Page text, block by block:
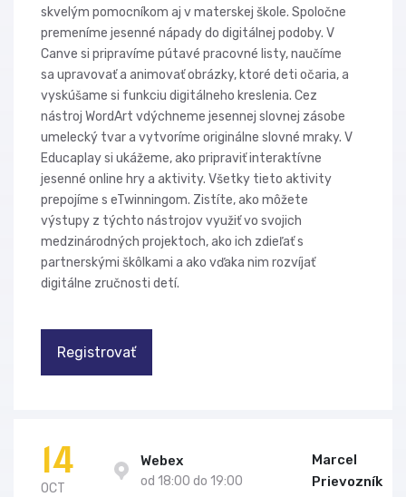
skvelým pomocníkom aj v materskej škole. Spoločne
premeníme jesenné nápady do digitálnej podoby. V
Canve si pripravíme pútavé pracovné listy, naučíme
sa upravovať a animovať obrázky, ktoré deti očaria, a
vyskúšame si funkciu digitálneho kreslenia. Cez
nástroj WordArt vdýchneme jesennej slovnej zásobe
umelecký tvar a vytvoríme originálne slovné mraky. V
Educaplay si ukážeme, ako pripraviť interaktívne
jesenné online hry a aktivity. Všetky tieto aktivity
prepojíme s eTwinningom. Zistíte, ako môžete
výstupy z týchto nástrojov využiť vo svojich
medzinárodných projektoch, ako ich zdieľať s
partnerskými škôlkami a ako vďaka nim rozvíjať
digitálne zručnosti detí.
Registrovať
14
OCT
Webex
od 18:00 do 19:00
Marcel
Prievozník